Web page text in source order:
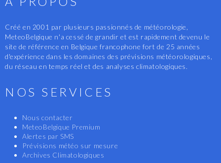
Créé en 2001 par plusieurs passionnés de météorologie,
MeteoBelgique n'a cessé de grandir et est rapidement devenu le
site de référence en Belgique francophone fort de 25 années
d'expérience dans les domaines des prévisions météorologiques,
du réseau en temps réel et des analyses climatologiques.
NOS SERVICES
Nous contacter
MeteoBelgique Premium
Alertes par SMS
Prévisions météo sur mesure
Archives Climatologiques